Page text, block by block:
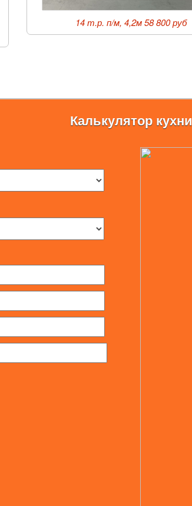
14 т.р. п/м, 4,2м 58 800 руб
Калькулятор кухни